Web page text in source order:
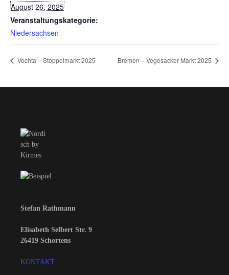
August 26, 2025
Veranstaltungskategorie:
Niedersachsen
Vechta – Stoppelmarkt 2025 Bremen – Vegesacker Markt 2025
Stefan Rathmann
Elisabeth Selbert Str. 9
26419 Schortens
KONTAKT